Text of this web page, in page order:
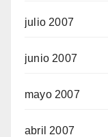
julio 2007
junio 2007
mayo 2007
abril 2007